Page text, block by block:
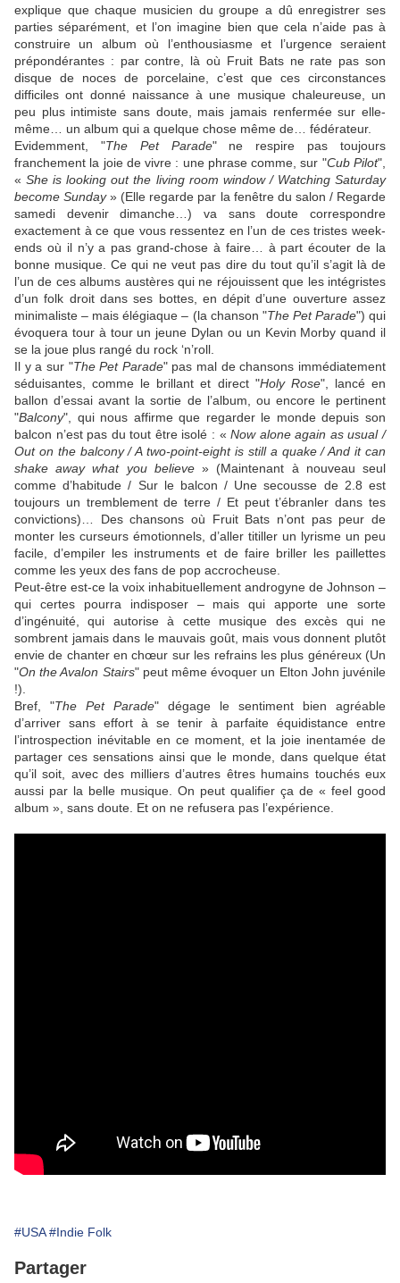
explique que chaque musicien du groupe a dû enregistrer ses
parties séparément, et l’on imagine bien que cela n’aide pas à
construire un album où l’enthousiasme et l’urgence seraient
prépondérantes : par contre, là où Fruit Batsne rate pas son
disque de noces de porcelaine, c’est que ces circonstances
difficiles ont donné naissance à une musique chaleureuse, un
peu plus intimiste sans doute, mais jamais renfermée sur elle-
même… un album qui a quelque chose même de… fédérateur.
Evidemment, "The Pet Parade" ne respire pas toujours
franchement la joie de vivre : une phrase comme, sur "Cub Pilot",
«She is looking out the living room window / Watching Saturday
become Sunday» (Elle regarde par la fenêtre du salon / Regarde
samedi devenir dimanche…) va sans doute correspondre
exactement à ce que vous ressentez en l’un de ces tristes week-
ends où il n’y a pas grand-chose à faire… à part écouter de la
bonne musique. Ce qui ne veut pas dire du tout qu’il s’agit là de
l’un de ces albums austères qui ne réjouissent que les intégristes
d’un folk droit dans ses bottes, en dépit d’une ouverture assez
minimaliste – mais élégiaque – (la chanson "The Pet Parade") qui
évoquera tour à tour un jeune Dylan ou un Kevin Morby quand il
se la joue plus rangé du rock ‘n’roll.
Il y a sur "The Pet Parade" pas mal de chansons immédiatement
séduisantes, comme le brillant et direct "Holy Rose", lancé en
ballon d’essai avant la sortie de l’album, ou encore le pertinent
"Balcony", qui nous affirme que regarder le monde depuis son
balcon n’est pas du tout être isolé : «Now alone again as usual /
Out on the balcony / A two-point-eight is still a quake / And it can
shake away what you believe» (Maintenant à nouveau seul
comme d’habitude / Sur le balcon / Une secousse de 2.8 est
toujours un tremblement de terre / Et peut t’ébranler dans tes
convictions)… Des chansons où Fruit Bats n’ont pas peur de
monter les curseurs émotionnels, d’aller titiller un lyrisme un peu
facile, d’empiler les instruments et de faire briller les paillettes
comme les yeux des fans de pop accrocheuse.
Peut-être est-ce la voix inhabituellement androgyne de Johnson –
qui certes pourra indisposer – mais qui apporte une sorte
d’ingénuité, qui autorise à cette musique des excès qui ne
sombrent jamais dans le mauvais goût, mais vous donnent plutôt
envie de chanter en chœur sur les refrains les plus généreux (Un
"On the Avalon Stairs" peut même évoquer un Elton John juvénile
!).
Bref, "The Pet Parade" dégage le sentiment bien agréable
d’arriver sans effort à se tenir à parfaite équidistance entre
l’introspection inévitable en ce moment, et la joie inentamée de
partager ces sensations ainsi que le monde, dans quelque état
qu’il soit, avec des milliers d’autres êtres humains touchés eux
aussi par la belle musique. On peut qualifier ça de « feel good
album », sans doute. Et on ne refusera pas l’expérience.
#USA #Indie Folk
Partager